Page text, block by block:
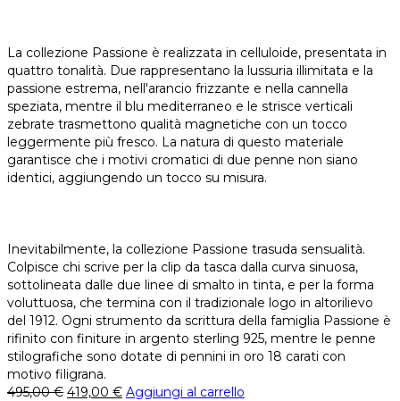
La collezione Passione è realizzata in celluloide, presentata in
quattro tonalità. Due rappresentano la lussuria illimitata e la
passione estrema, nell'arancio frizzante e nella cannella
speziata, mentre il blu mediterraneo e le strisce verticali
zebrate trasmettono qualità magnetiche con un tocco
leggermente più fresco. La natura di questo materiale
garantisce che i motivi cromatici di due penne non siano
identici, aggiungendo un tocco su misura.
Inevitabilmente, la collezione Passione trasuda sensualità.
Colpisce chi scrive per la clip da tasca dalla curva sinuosa,
sottolineata dalle due linee di smalto in tinta, e per la forma
voluttuosa, che termina con il tradizionale logo in altorilievo
del 1912. Ogni strumento da scrittura della famiglia Passione è
rifinito con finiture in argento sterling 925, mentre le penne
stilografiche sono dotate di pennini in oro 18 carati con
motivo filigrana.
495,00€ 419,00 € Aggiungi al carrello